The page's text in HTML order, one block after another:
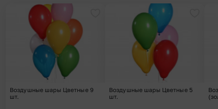
Добавить в избранное
Воздушные шары Цветные 9
шт.
Воздушные шары Цветные 5
шт.